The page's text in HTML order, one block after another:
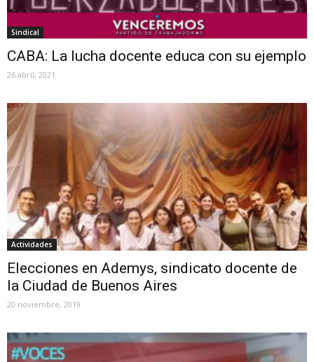
Sindical
CABA: La lucha docente educa con su ejemplo
26 abril, 2021
Actividades
Elecciones en Ademys, sindicato docente de
la Ciudad de Buenos Aires
20 noviembre, 2019